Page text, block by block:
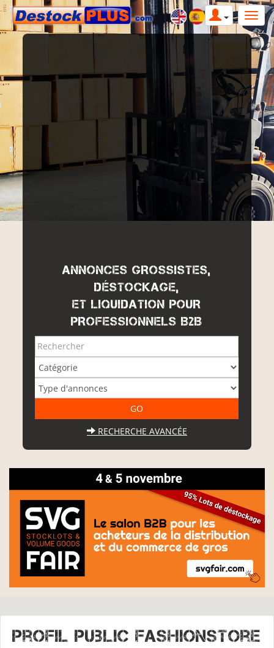
ANNONCES GROSSISTES,
DÉSTOCKAGE,
ET LIQUIDATION POUR
PROFESSIONNELS B2B
RECHERCHE AVANCÉE
Profil public Fashionstore